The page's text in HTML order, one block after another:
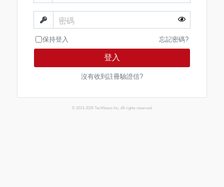
密碼
保持登入 忘記密碼?
登入
沒有收到註冊驗證信?
© 2013-2026 TechNews Inc. All rights reserved.